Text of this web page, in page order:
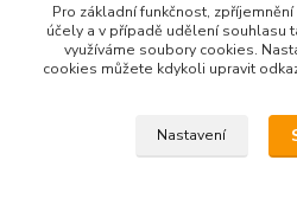
způsobem..
Pro základní funkčnost,
účely a v případě udělení souhlasu
využíváme soubory cookies.
cookies můžete kdykoli upravit
Nastavení